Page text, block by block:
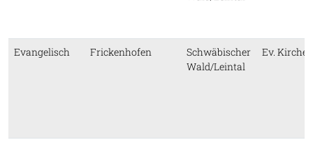
Evangelisch Frickenhofen
Schwäbischer
Wald/Leintal
Ev. Kirche